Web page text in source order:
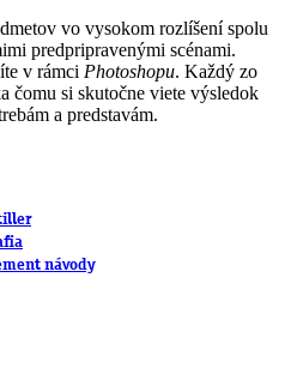
návody
vo vysokom rozlíšení spolu
predpripravenými scénami.
v rámci Photoshopu. Každý zo
čomu si skutočne viete výsledok
a predstavám.